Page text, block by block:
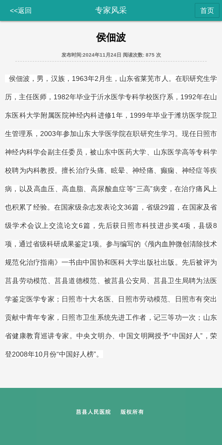
<<返回 专家风采 首页
侯佃波
发布时间:2024年11月24日 阅读次数: 875 次
侯佃波，男，汉族，1963年2月生，山东省莱芜市人。在职研究生学
历，主任医师，1982年毕业于沂水医学专科学校医疗系，1992年在山
东医科大学附属医院神经内科进修1年，1999年毕业于潍坊医学院卫
生管理系，2003年参加山东大学医学院在职研究生学习。现任日照市
神经内科学会副主任委员，被山东中医药大学、山东医学高等专科学
校聘为内科教授。擅长治疗头痛、眩晕、神经痛、癫痫、神经症等疾
病，以及高血压、高血脂、高尿酸血症等“三高”病变，在治疗痛风上
也积累了经验。在国家级杂志发表论文36篇，省级29篇，在国家及省
级学术会议上交流论文6篇，先后获日照市科技进步奖4项，县级8
项，通过省级科研成果鉴定1项。参与编写的《颅内血肿微创清除技术
规范化治疗指南》一书由中国协和医科大学出版社出版。先后被评为
莒县劳动模范、莒县道德模范、被莒县公安局、莒县卫生局聘为法医
学鉴定医学专家；日照市十大名医、日照市劳动模范、日照市有突出
贡献中青年专家，日照市卫生系统先进工作者，记三等功一次；山东
省健康教育巡讲专家。中央文明办、中国文明网授予“中国好人”，荣
登2008年10月份“中国好人榜”。